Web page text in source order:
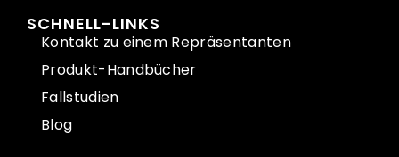
SCHNELL-LINKS
Kontakt zu einem Repräsentanten
Produkt-Handbücher
Fallstudien
Blog